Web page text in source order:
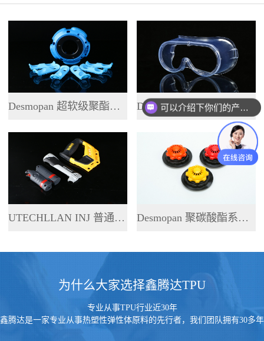
Desmopan 超软级聚酯系列 TPU Desmopan 超透聚酯系列 TPU
UTECHLLAN INJ 普通聚酯系列 TPU Desmopan 聚碳酸酯系列 TPU
为什么大家选择鑫腾达TPU
专业从事TPU行业近30年
鑫腾达是一家专业从事热塑性弹性体原料的先行者，我们团队拥有30多年
你们是怎么收费的呢